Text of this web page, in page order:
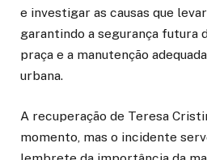
e investigar as causas que
garantindo a segurança futura
praça e a manutenção
urbana.
A recuperação de Teresa
momento, mas o incidente